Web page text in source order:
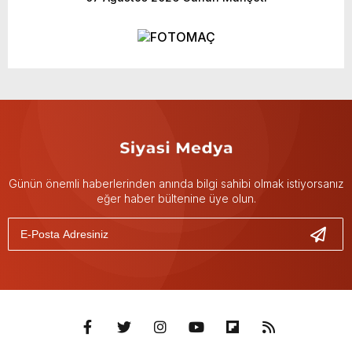
Günün önemli haberlerinden anında bilgi sahibi olmak istiyorsanız
eğer haber bültenine üye olun.